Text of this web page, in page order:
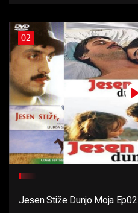
02
Jesen Stiže Dunjo Moja Ep02